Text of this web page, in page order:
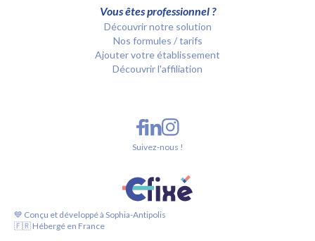
Vous êtes professionnel ?
Découvrir notre solution
Nos formules / tarifs
Ajouter votre établissement
Découvrir l'affiliation
💙 Conçu et développé à Sophia-Antipolis
🇫🇷 Hébergé en France
Suivez-nous !